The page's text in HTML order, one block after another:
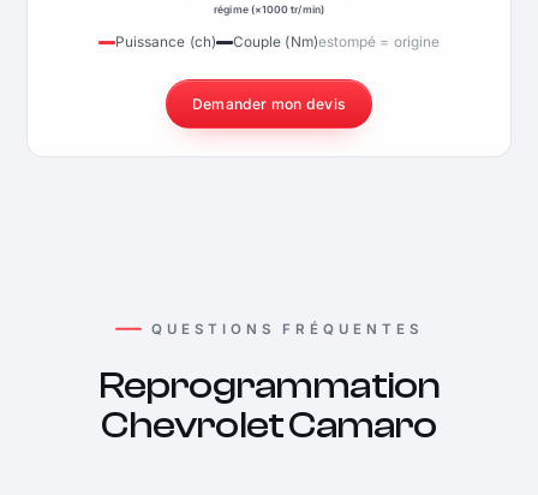
régime (×1000 tr/min)
Puissance (ch) Couple (Nm)estompé = origine
Demander mon devis
QUESTIONS FRÉQUENTES
Reprogrammation
Chevrolet Camaro